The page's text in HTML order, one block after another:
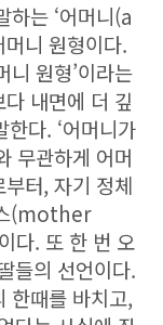
하는 ‘어머니(a
니 원형이다.
니 원형’이라는
내면에 더 깊
다. ‘어머니가
무관하게 어머
터, 자기 정체
스(mother
다. 또 한 번 오
들의 선언이다.
한때를 바치고,